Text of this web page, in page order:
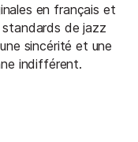
en français et
standards de jazz
sincérité et une
indifférent.